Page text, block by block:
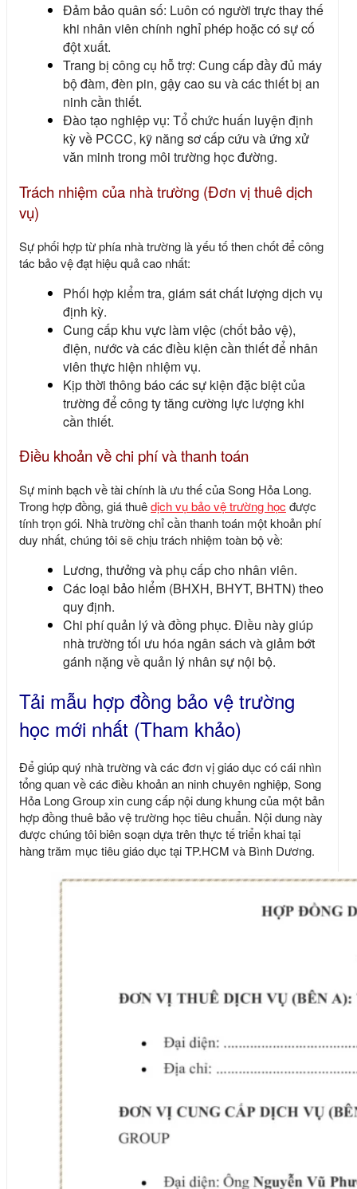
Đảm bảo quân số: Luôn có người trực thay thế
khi nhân viên chính nghỉ phép hoặc có sự cố
đột xuất.
Trang bị công cụ hỗ trợ: Cung cấp đầy đủ máy
bộ đàm, đèn pin, gậy cao su và các thiết bị an
ninh cần thiết.
Đào tạo nghiệp vụ: Tổ chức huấn luyện định
kỳ về PCCC, kỹ năng sơ cấp cứu và ứng xử
văn minh trong môi trường học đường.
Trách nhiệm của nhà trường (Đơn vị thuê dịch
vụ)
Sự phối hợp từ phía nhà trường là yếu tố then chốt để công
tác bảo vệ đạt hiệu quả cao nhất:
Phối hợp kiểm tra, giám sát chất lượng dịch vụ
định kỳ.
Cung cấp khu vực làm việc (chốt bảo vệ),
điện, nước và các điều kiện cần thiết để nhân
viên thực hiện nhiệm vụ.
Kịp thời thông báo các sự kiện đặc biệt của
trường để công ty tăng cường lực lượng khi
cần thiết.
Điều khoản về chi phí và thanh toán
Sự minh bạch về tài chính là ưu thế của Song Hỏa Long.
Trong hợp đồng, giá thuêdịch vụ bảo vệ trường học được
tính trọn gói. Nhà trường chỉ cần thanh toán một khoản phí
duy nhất, chúng tôi sẽ chịu trách nhiệm toàn bộ về:
Lương, thưởng và phụ cấp cho nhân viên.
Các loại bảo hiểm (BHXH, BHYT, BHTN) theo
quy định.
Chi phí quản lý và đồng phục. Điều này giúp
nhà trường tối ưu hóa ngân sách và giảm bớt
gánh nặng về quản lý nhân sự nội bộ.
Tải mẫu hợp đồng bảo vệ trường
học mới nhất (Tham khảo)
Để giúp quý nhà trường và các đơn vị giáo dục có cái nhìn
tổng quan về các điều khoản an ninh chuyên nghiệp, Song
Hỏa Long Groupxin cung cấp nội dung khung của một bản
hợp đồng thuê bảo vệ trường học tiêu chuẩn. Nội dung này
được chúng tôi biên soạn dựa trên thực tế triển khai tại
hàng trăm mục tiêu giáo dục tại TP.HCM và Bình Dương.